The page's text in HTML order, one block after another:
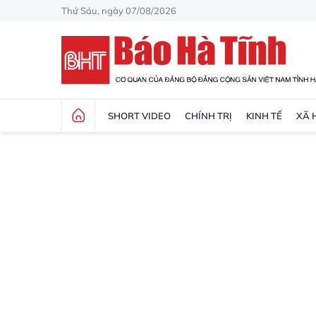
Thứ Sáu, ngày 07/08/2026
SHORT VIDEO CHÍNH TRỊ KINH TẾ XÃ